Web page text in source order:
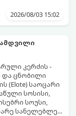
გარეშე.
არომატს და
2026/08/03 15:02
კერძის -
და ცნობილი
(Elote) საოცარი
სოსისი,
სოუსი,
სანელებლები